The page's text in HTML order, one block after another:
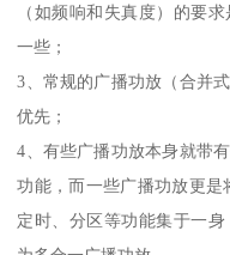
（如频响和失真度）的要
一些；
3、常规的广播功放（合并
优先；
4、有些广播功放本身就带
功能，而一些广播功放更是
定时、分区等功能集于一